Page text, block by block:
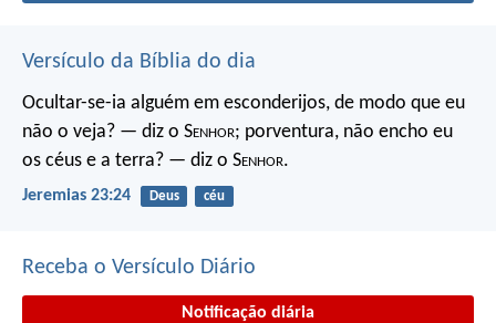
Versículo da Bíblia do dia
Ocultar-se-ia alguém em esconderijos, de modo que eu
não o veja? — diz o Senhor; porventura, não encho eu
os céus e a terra? — diz o Senhor.
Jeremias 23:24 Deus céu
Receba o Versículo Diário
Notificação diária